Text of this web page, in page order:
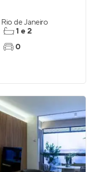
Rio de Janeiro
1 e 2
0